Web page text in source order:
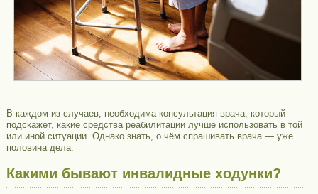
В каждом из случаев, необходима консультация врача, который
подскажет, какие средства реабилитации лучше использовать в той
или иной ситуации. Однако знать, о чём спрашивать врача — уже
половина дела.
Какими бывают инвалидные ходунки?